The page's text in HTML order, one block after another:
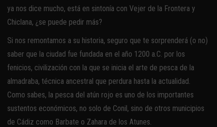
ya nos dice mucho, está en sintonía con Vejer de la Frontera y
Chiclana, ¿se puede pedir más?
Si nos remontamos a su historia, seguro que te sorprenderá (o no)
saber que la ciudad fue fundada en el año 1200 a.C. por los
fenicios, civilización con la que se inicia el arte de pesca de la
almadraba, técnica ancestral que perdura hasta la actualidad.
Como sabes, la pesca del atún rojo es uno de los importantes
sustentos económicos, no solo de Conil, sino de otros municipios
de Cádiz como Barbate o Zahara de los Atunes.